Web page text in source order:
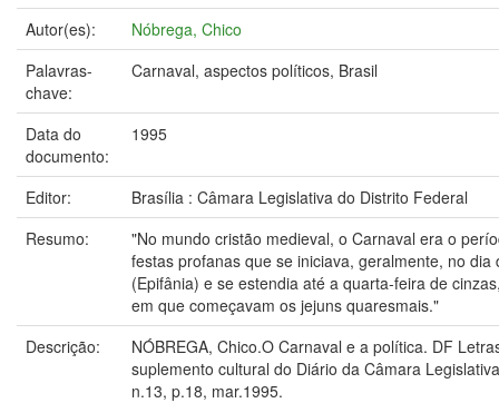
Autor(es):
Nóbrega, Chico
Palavras-
chave:
Carnaval, aspectos políticos, Brasil
Data do
documento:
1995
Editor:
Brasília : Câmara Legislativa do Distrito Federal
Resumo:
"No mundo cristão medieval, o Carnaval era o
festas profanas que se iniciava, geralmente, no dia
(Epifânia) e se estendia até a quarta-feira de
em que começavam os jejuns quaresmais."
Descrição:
NÓBREGA, Chico.O Carnaval e a política. DF
suplemento cultural do Diário da Câmara
n.13, p.18, mar.1995.